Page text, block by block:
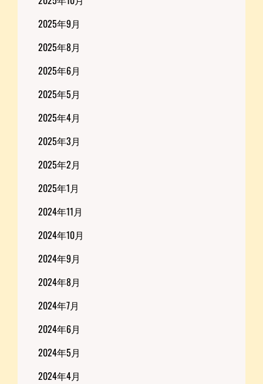
2025年9月
2025年8月
2025年6月
2025年5月
2025年4月
2025年3月
2025年2月
2025年1月
2024年11月
2024年10月
2024年9月
2024年8月
2024年7月
2024年6月
2024年5月
2024年4月